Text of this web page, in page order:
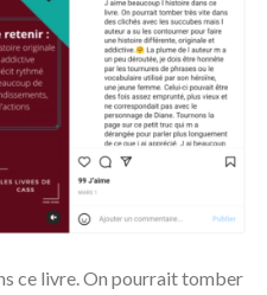
ce livre. On pourrait tomber